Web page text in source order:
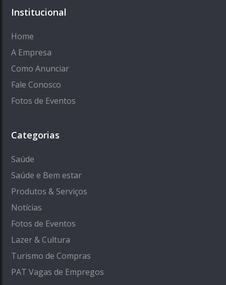
Institucional
Home
A Empresa
Como Anunciar
Fale Conosco
Fotos de Eventos
Categorias
Saúde
Saúde e Bem estar
Produtos & Serviços
Notícias
Fotos de Eventos
Lazer & Cultura
Turismo de Compras
PAT Vagas de Empregos